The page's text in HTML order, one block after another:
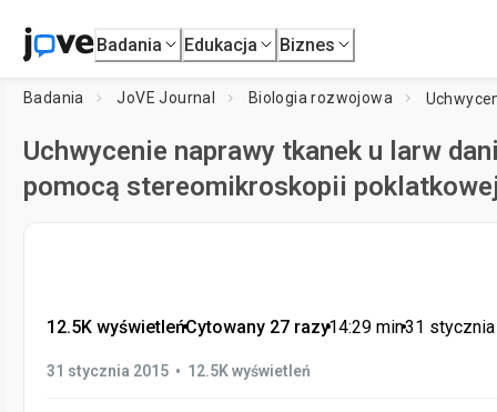
Badania Edukacja Biznes
Badania JoVE Journal Biologia rozwojowa
Uchwycenie naprawy tkanek u larw
pomocą stereomikroskopii
12.5K wyświetleń•Cytowany 27 razy•14:29 min•31
31 stycznia 2015 • 12.5K wyświetleń